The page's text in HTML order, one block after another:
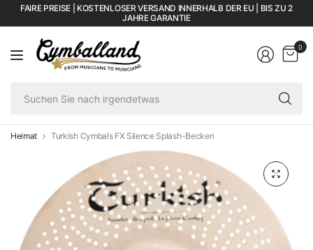
FAIRE PREISE | KOSTENLOSER VERSAND INNERHALB DER EU | BIS ZU 2
JAHRE GARANTIE
0
Heimat Turkish Cymbals FX Silence Splash-Becken